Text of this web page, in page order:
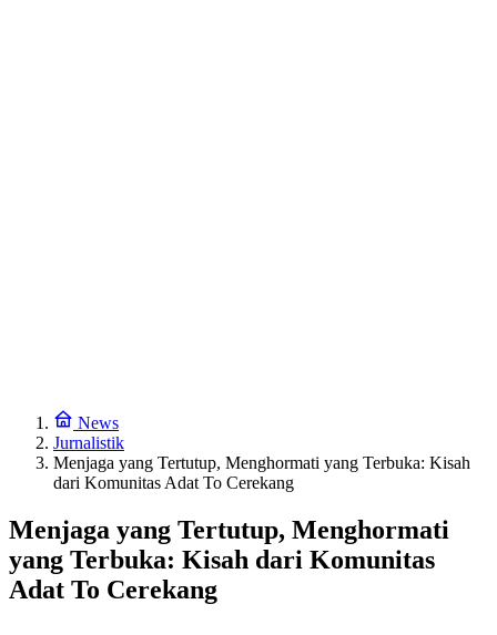
News
Jurnalistik
Menjaga yang Tertutup, Menghormati yang Terbuka: Kisah
dari Komunitas Adat To Cerekang
Menjaga yang Tertutup, Menghormati
yang Terbuka: Kisah dari Komunitas
Adat To Cerekang